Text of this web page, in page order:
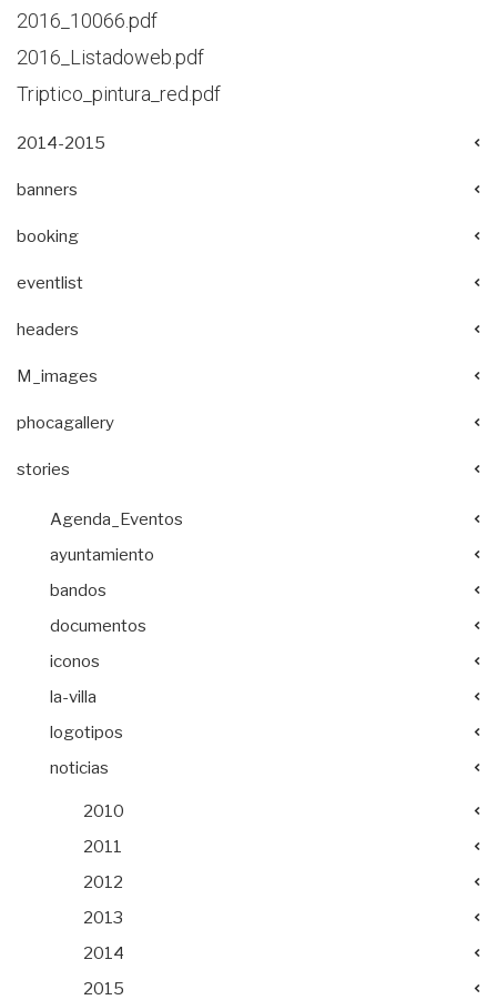
2016_10066.pdf
2016_Listadoweb.pdf
Triptico_pintura_red.pdf
2014-2015
banners
booking
eventlist
headers
M_images
phocagallery
stories
Agenda_Eventos
ayuntamiento
bandos
documentos
iconos
la-villa
logotipos
noticias
2010
2011
2012
2013
2014
2015